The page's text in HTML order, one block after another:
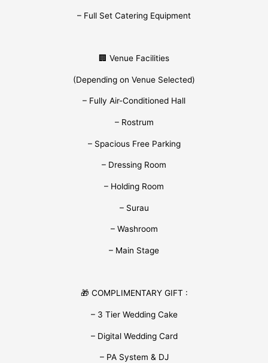
– Full Set Catering Equipment
🏢 Venue Facilities
(Depending on Venue Selected)
– Fully Air-Conditioned Hall
– Rostrum
– Spacious Free Parking
– Dressing Room
– Holding Room
– Surau
– Washroom
– Main Stage
🎁 COMPLIMENTARY GIFT :
– 3 Tier Wedding Cake
– Digital Wedding Card
– PA System & DJ